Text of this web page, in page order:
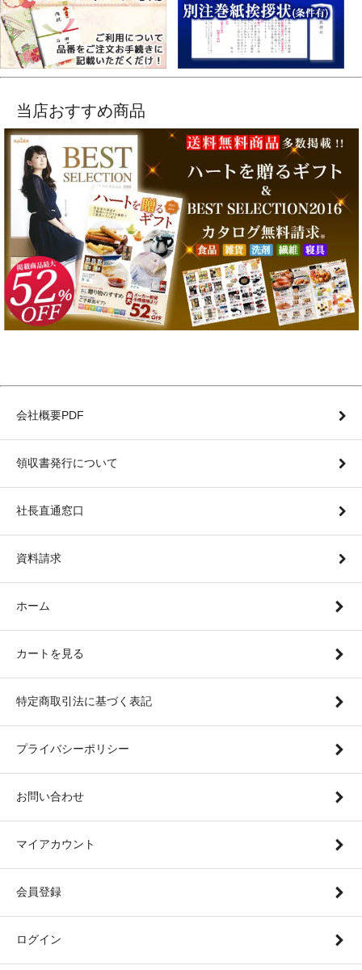
当店おすすめ商品
会社概要PDF
領収書発行について
社長直通窓口
資料請求
ホーム
カートを見る
特定商取引法に基づく表記
プライバシーポリシー
お問い合わせ
マイアカウント
会員登録
ログイン